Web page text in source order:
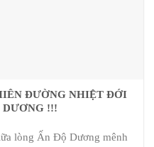
ĐƯỜNG NHIỆT ĐỚI
!!!
lòng Ấn Độ Dương mênh